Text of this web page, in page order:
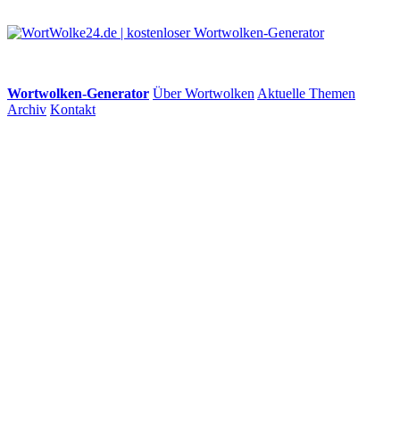
Wortwolken-Generator Über Wortwolken Aktuelle Themen
Archiv Kontakt